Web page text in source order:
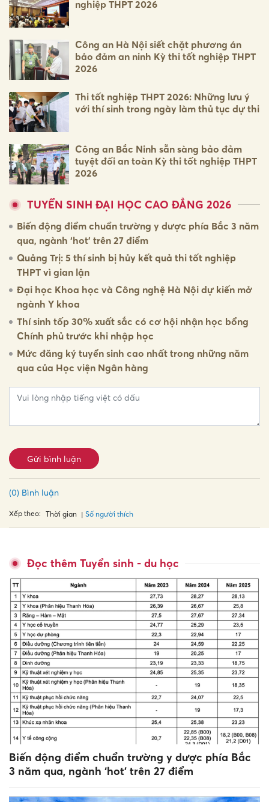
nghiệp THPT 2026
Công an Hà Nội siết chặt phương án
bảo đảm an ninh Kỳ thi tốt nghiệp THPT
2026
Thi tốt nghiệp THPT 2026: Những lưu ý
với thí sinh trong ngày làm thủ tục dự thi
Công an Bắc Ninh sẵn sàng bảo đảm
tuyệt đối an toàn Kỳ thi tốt nghiệp THPT
2026
TUYỂN SINH ĐẠI HỌC CAO ĐẲNG 2026
Biến động điểm chuẩn trường y dược phía Bắc 3 năm
qua, ngành ‘hot’ trên 27 điểm
Quảng Trị: 5 thí sinh bị hủy kết quả thi tốt nghiệp
THPT vì gian lận
Đại học Khoa học và Công nghệ Hà Nội dự kiến mở
ngành Y khoa
Thí sinh tốp 30% xuất sắc có cơ hội nhận học bổng
Chính phủ trước khi nhập học
Mức đăng ký tuyển sinh cao nhất trong những năm
qua của Học viện Ngân hàng
Gửi bình luận
(0) Bình luận
Xếp theo: Thời gian Số người thích
Đọc thêm Tuyển sinh - du học
Biến động điểm chuẩn trường y dược phía Bắc
3 năm qua, ngành ‘hot’ trên 27 điểm